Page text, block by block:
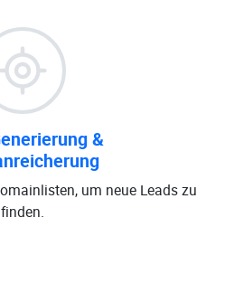
&
um neue Leads zu
finden.